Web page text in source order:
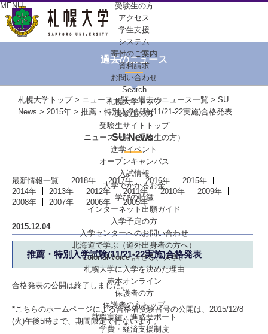
MENU
受験生の方
アクセス
学生支援
システム
寄付のご案内
資料請求
お問い合わせ
Search
札幌大学トップ
受験生の方
受験生サイトトップ
ニュース一覧（受験生の方）
進学イベント
オープンキャンパス
入試情報
大学でかかるお金
学びの特徴
インターネット出願ガイド
入学予定の方
入学センターへのお問い合わせ
北海道で学ぶ （道外出身者の方へ）
Colorful-Voice話せる、大学。
札幌大学に入学を決めた理由
赤本オンライン
保護者の方
保護者の方トップ
就職実績・進路サポート
学費・経済支援制度
過去のニュース
札幌大学トップ> ニュース一覧>過去のニュース一覧 > SU
News > 2015年 > 推薦・特別入学試験(11/21-22実施)合格発表
SU News
最新情報一覧 2018年 2017年 2016年
2015年
2014年
2013年 2012年 2011年 2010年
2009年
2008年
2007年 2006年 2005年
2015.12.04
推薦・特別入学試験(11/21-22実施)合格発表
合格発表の公開は終了しました。
*こちらのホームページによる合格者受験番号の公開は、2015/12/8
(火)午後5時まで、期間限定で行ないます。